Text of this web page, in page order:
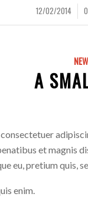
12/02/2014
/
A
et magnis
eu, pretium quis,
enim.